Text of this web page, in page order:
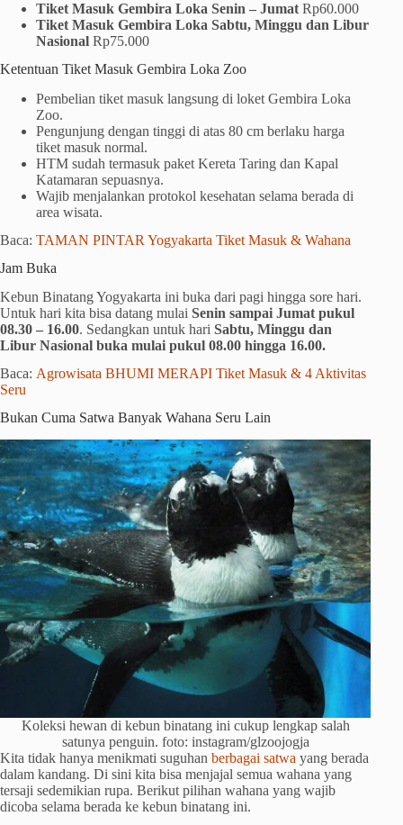
Tiket Masuk Gembira Loka Senin – JumatRp60.000
Tiket Masuk Gembira Loka Sabtu, Minggu dan Libur
Nasional Rp75.000
Ketentuan Tiket Masuk Gembira Loka Zoo
Pembelian tiket masuk langsung di loket Gembira Loka
Zoo.
Pengunjung dengan tinggi di atas 80 cm berlaku harga
tiket masuk normal.
HTM sudah termasuk paket Kereta Taring dan Kapal
Katamaran sepuasnya.
Wajib menjalankan protokol kesehatan selama berada di
area wisata.
Baca: TAMAN PINTAR Yogyakarta Tiket Masuk & Wahana
Jam Buka
Kebun Binatang Yogyakarta ini buka dari pagi hingga sore hari.
Untuk hari kita bisa datang mulai Senin sampai Jumat pukul
08.30 – 16.00. Sedangkan untuk hari Sabtu, Minggu dan
Libur Nasional buka mulai pukul 08.00 hingga 16.00.
Baca: Agrowisata BHUMI MERAPI Tiket Masuk & 4 Aktivitas
Seru
Bukan Cuma Satwa Banyak Wahana Seru Lain
Koleksi hewan di kebun binatang ini cukup lengkap salah
satunya penguin. foto: instagram/glzoojogja
Kita tidak hanya menikmati suguhan berbagai satwa yang berada
dalam kandang. Di sini kita bisa menjajal semua wahana yang
tersaji sedemikian rupa. Berikut pilihan wahana yang wajib
dicoba selama berada ke kebun binatang ini.